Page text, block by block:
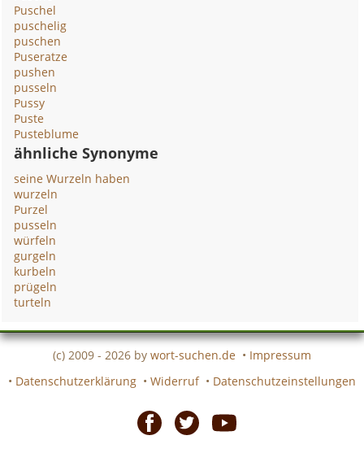
Puschel
puschelig
puschen
Puseratze
pushen
pusseln
Pussy
Puste
Pusteblume
ähnliche Synonyme
seine Wurzeln haben
wurzeln
Purzel
pusseln
würfeln
gurgeln
kurbeln
prügeln
turteln
(c) 2009 - 2026 by wort-suchen.de • Impressum
• Datenschutzerklärung • Widerruf • Datenschutzeinstellungen